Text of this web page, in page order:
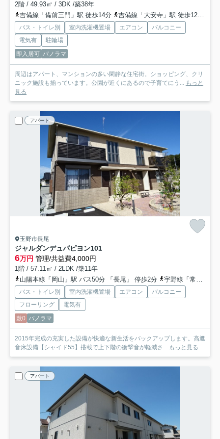
2階 / 49.93㎡ / 3DK /築38年
吉備線「備前三門」駅 徒歩14分
吉備線「大安寺」駅 徒歩12分
バス・トイレ別 室内洗濯機置場 エアコン
バルコニー
電気有
駐輪場
即入居可 パノラマ
周辺はアパート、マンションの多い閑静な住宅街。ショッピング、クリ
ニック施設も揃っています。公園が近くにあるので子育てにう... もっと
見る
アパート
玉野市長尾
ジャルダンデュパピヨン101
6万円 管理/共益費4,000円
1階 / 57.11㎡ / 2LDK /築11年
山陽本線「岡山」駅 バス50分 「長尾」 停歩2分
宇野線「常山」駅 徒歩54分
バス・トイレ別 室内洗濯機置場 エアコン
バルコニー
フローリング
電気有
敷0 パノラマ
2015年完成の充実した設備が快適な新生活をバックアップします。高遮
音床設備【シャイド55】搭載で上下階の衝撃音が軽減さ... もっと見る
アパート